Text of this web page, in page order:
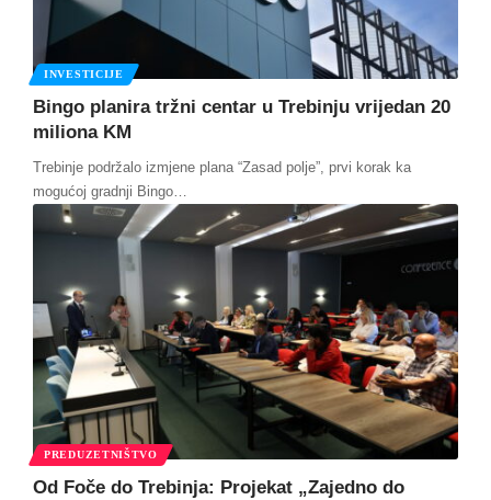
INVESTICIJE
Bingo planira tržni centar u Trebinju vrijedan 20
miliona KM
Trebinje podržalo izmjene plana “Zasad polje”, prvi korak ka
mogućoj gradnji Bingo…
PREDUZETNIŠTVO
Od Foče do Trebinja: Projekat „Zajedno do